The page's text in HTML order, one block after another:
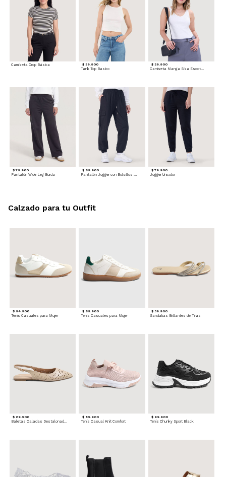
Camiseta Crop Básica $ 29.900
Tank Top Basico
$ 29.900
Camiseta Manga Sisa Escotada
$ 79.900
Pantalón Wide Leg Burda
$ 89.900
Pantalón Jogger con Bolsillos Cargo
$ 79.900
Jogger Unicolor
$ 94.900
Tenis Casuales para Mujer
$ 89.900
Tenis Casuales para Mujer
$ 59.900
Sandalias Brillantes de Tiras
$ 69.900
Baletas Caladas Destalonadas
$ 89.900
Tenis Casual Knit Comfort
$ 99.900
Tenis Chunky Sport Black
Calzado para tu Outfit